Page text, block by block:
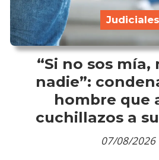
“Si no sos mía,
nadie”:
hombre que
cuchillazos a
Judiciales
07/08/2026